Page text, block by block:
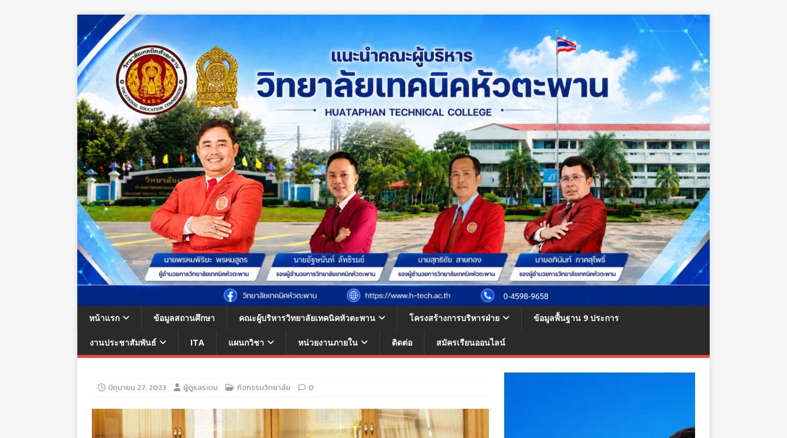
หน้าแรก ข้อมูลสถานศึกษา คณะผู้บริหารวิทยาลัยเทคนิคหัวตะพาน โครงสร้างการบริหารฝ่าย ข้อมูลพื้นฐาน 9 ประการ
งานประชาสัมพันธ์ ITA แผนกวิชา หน่วยงานภายใน ติดต่อ สมัครเรียนออนไลน์
มิถุนายน 27, 2023 ผู้ดูแลระบบ กิจกรรมวิทยาลัย 0